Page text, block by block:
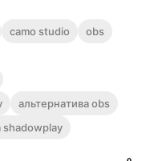
для
видеозаписи на ПК и
camo studio
obs
альтернатива obs
shadowplay